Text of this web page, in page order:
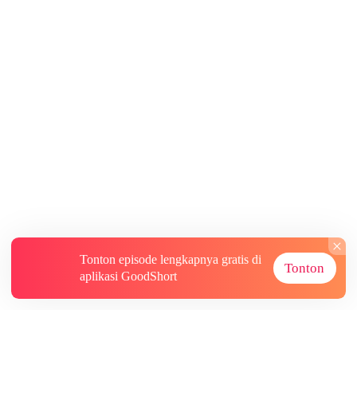
Tonton episode lengkapnya gratis di
aplikasi GoodShort
Tonton